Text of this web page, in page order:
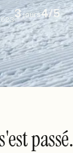
3jours4/5
passé.